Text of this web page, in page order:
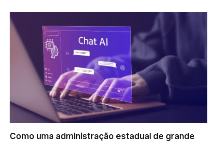
Como uma administração estadual de grande